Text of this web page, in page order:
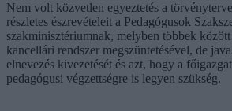
Nem volt közvetlen egyeztetés a
részletes észrevételeit a Pedagógusok
szakminisztériumnak, melyben többek között
kancellári rendszer megszüntetésével, de
elnevezés kivezetését és azt, hogy a
pedagógusi végzettségre is legyen szükség.